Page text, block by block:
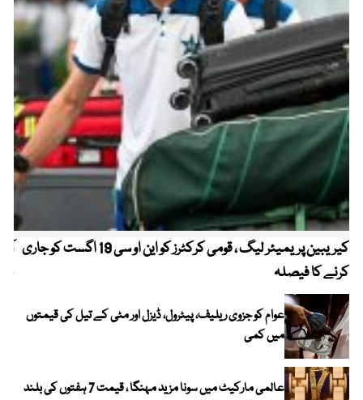
کیریبین پریمیئر لیگ ، قومی کرکٹرز کو این او سی 19 اگست کو جاری
کرنے کا فیصلہ
عوام کو جزوی ریلیف، پیٹرول، ڈیزل اور مٹی کے تیل کی قیمتوں
میں کمی
عالمی مارکیٹ میں سونا مزید مہنگا ، قیمت 7 ہفتوں کی بلند